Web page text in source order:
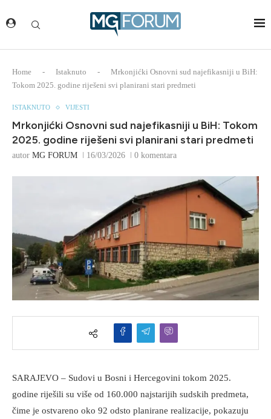
Home - Istaknuto -
Mrkonjićki Osnovni sud najefikasniji u BiH:
Tokom 2025. godine riješeni svi planirani stari predmeti
ISTAKNUTO VIJESTI
Mrkonjićki Osnovni sud najefikasniji u BiH: Tokom
2025. godine riješeni svi planirani stari predmeti
autor MG FORUM 16/03/2026 0 komentara
SARAJEVO – Sudovi u Bosni i Hercegovini tokom 2025.
godine riješili su više od 160.000 najstarijih sudskih predmeta,
čime je ostvareno oko 92 odsto planirane realizacije, pokazuju